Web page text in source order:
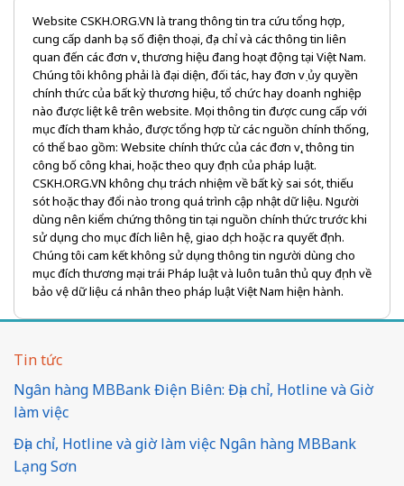
Website CSKH.ORG.VN là trang thông tin tra cứu tổng hợp,
cung cấp danh bạ số điện thoại, địa chỉ và các thông tin liên
quan đến các đơn vị, thương hiệu đang hoạt động tại Việt Nam.
Chúng tôi không phải là đại diện, đối tác, hay đơn vị ủy quyền
chính thức của bất kỳ thương hiệu, tổ chức hay doanh nghiệp
nào được liệt kê trên website. Mọi thông tin được cung cấp với
mục đích tham khảo, được tổng hợp từ các nguồn chính thống,
có thể bao gồm: Website chính thức của các đơn vị, thông tin
công bố công khai, hoặc theo quy định của pháp luật.
CSKH.ORG.VN không chịu trách nhiệm về bất kỳ sai sót, thiếu
sót hoặc thay đổi nào trong quá trình cập nhật dữ liệu. Người
dùng nên kiểm chứng thông tin tại nguồn chính thức trước khi
sử dụng cho mục đích liên hệ, giao dịch hoặc ra quyết định.
Chúng tôi cam kết không sử dụng thông tin người dùng cho
mục đích thương mại trái Pháp luật và luôn tuân thủ quy định về
bảo vệ dữ liệu cá nhân theo pháp luật Việt Nam hiện hành.
Tin tức
Ngân hàng MBBank Điện Biên: Địa chỉ, Hotline và Giờ
làm việc
Địa chỉ, Hotline và giờ làm việc Ngân hàng MBBank
Lạng Sơn